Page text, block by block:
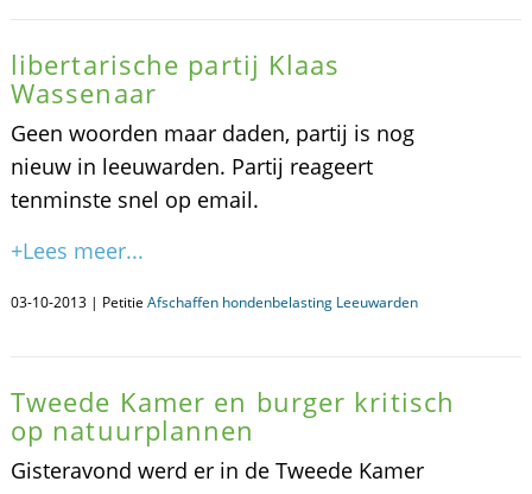
libertarische partij Klaas
Wassenaar
Geen woorden maar daden, partij is nog
nieuw in leeuwarden. Partij reageert
tenminste snel op email.
+Lees meer...
03-10-2013 | Petitie Afschaffen hondenbelasting Leeuwarden
Tweede Kamer en burger kritisch
op natuurplannen
Gisteravond werd er in de Tweede Kamer